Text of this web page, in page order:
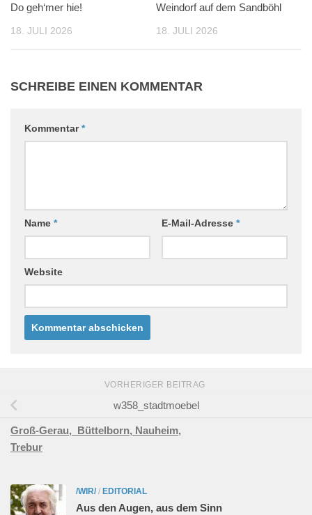
Do geh‘mer hie!
18. JULI 2026
Weindorf auf dem Sandböhl
18. JULI 2026
SCHREIBE EINEN KOMMENTAR
Kommentar*
Name * E-Mail-Adresse *
Website
VORHERIGER BEITRAG
w358_stadtmoebel
Groß-Gerau, Büttelborn, Nauheim,
Trebur
/WIR/ / EDITORIAL
Aus den Augen, aus dem Sinn